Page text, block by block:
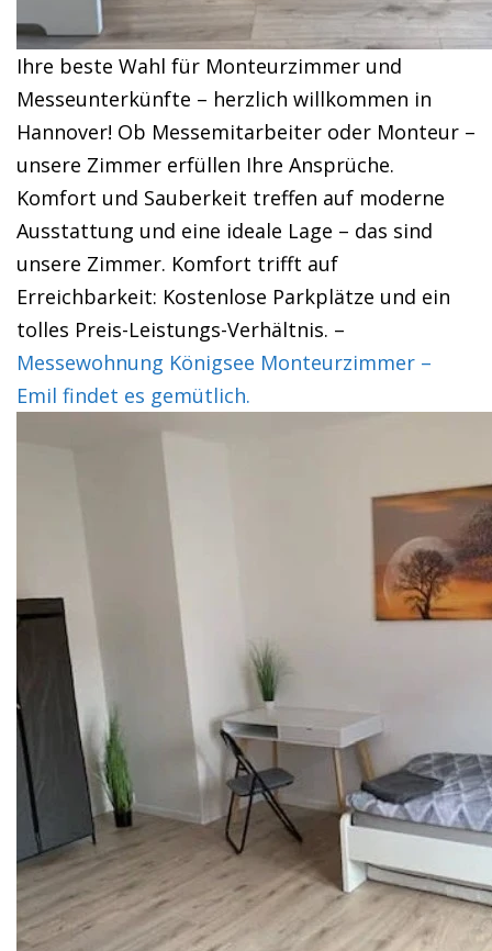
Ihre beste Wahl für Monteurzimmer und
Messeunterkünfte – herzlich willkommen in
Hannover! Ob Messemitarbeiter oder Monteur –
unsere Zimmer erfüllen Ihre Ansprüche.
Komfort und Sauberkeit treffen auf moderne
Ausstattung und eine ideale Lage – das sind
unsere Zimmer. Komfort trifft auf
Erreichbarkeit: Kostenlose Parkplätze und ein
tolles Preis-Leistungs-Verhältnis. –
Messewohnung Königsee Monteurzimmer –
Emil findet es gemütlich.